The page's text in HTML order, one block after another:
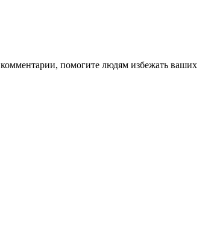
помогите людям избежать ваших